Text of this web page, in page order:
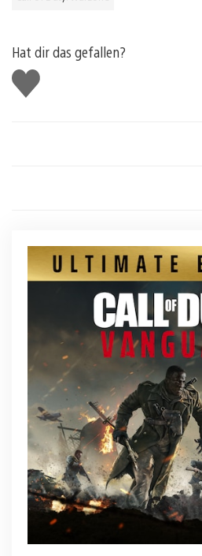
Hat dir das gefallen?
Gefällt
mir